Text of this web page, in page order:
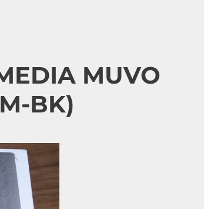
MUVO
BK)